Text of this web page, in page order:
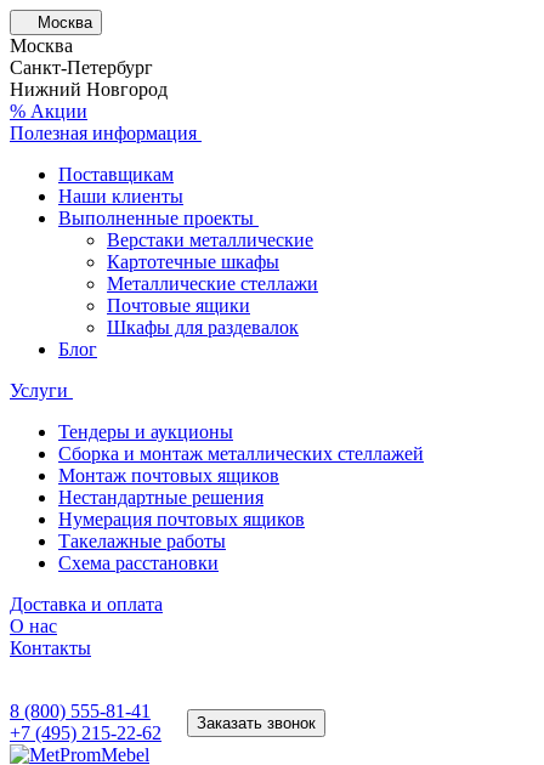
Москва
Москва
Санкт-Петербург
Нижний Новгород
% Акции
Полезная информация
Поставщикам
Наши клиенты
Выполненные проекты
Верстаки металлические
Картотечные шкафы
Металлические стеллажи
Почтовые ящики
Шкафы для раздевалок
Блог
Услуги
Тендеры и аукционы
Сборка и монтаж металлических стеллажей
Монтаж почтовых ящиков
Нестандартные решения
Нумерация почтовых ящиков
Такелажные работы
Схема расстановки
Доставка и оплата
О нас
Контакты
8 (800) 555-81-41
+7 (495) 215-22-62
Заказать звонок